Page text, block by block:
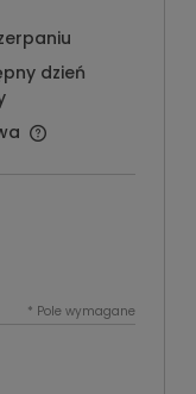
dzień
* Pole wymagane